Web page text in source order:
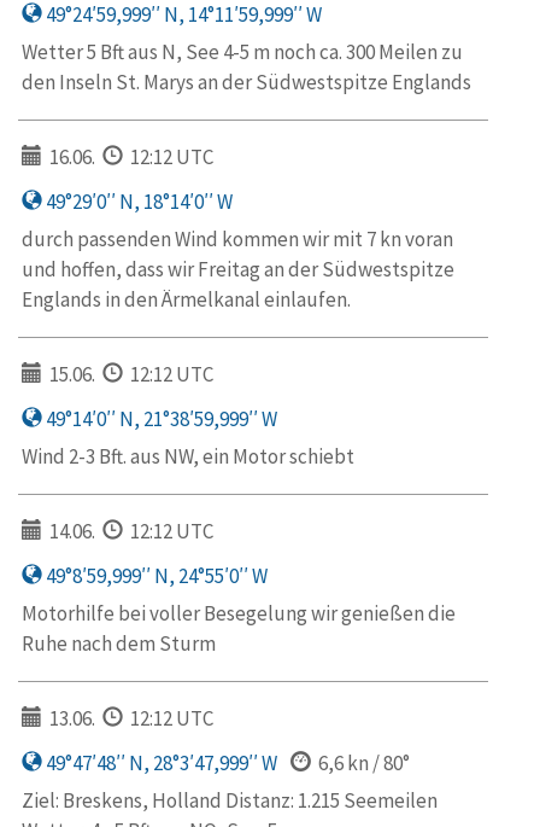
49°24′59,999′′ N, 14°11′59,999′′ W
Wetter 5 Bft aus N, See 4-5 m noch ca. 300 Meilen zu
den Inseln St. Marys an der Südwestspitze Englands
16.06.
12:12 UTC
49°29′0′′ N, 18°14′0′′ W
durch passenden Wind kommen wir mit 7 kn voran
und hoffen, dass wir Freitag an der Südwestspitze
Englands in den Ärmelkanal einlaufen.
15.06.
12:12 UTC
49°14′0′′ N, 21°38′59,999′′ W
Wind 2-3 Bft. aus NW, ein Motor schiebt
14.06.
12:12 UTC
49°8′59,999′′ N, 24°55′0′′ W
Motorhilfe bei voller Besegelung wir genießen die
Ruhe nach dem Sturm
13.06.
12:12 UTC
49°47′48′′ N, 28°3′47,999′′ W
6,6 kn / 80°
Ziel: Breskens, Holland Distanz: 1.215 Seemeilen